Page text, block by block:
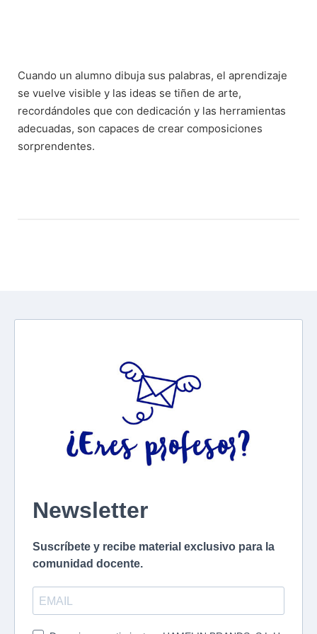
Cuando un alumno dibuja sus palabras, el aprendizaje
se vuelve visible y las ideas se tiñen de arte,
recordándoles que con dedicación y las herramientas
adecuadas, son capaces de crear composiciones
sorprendentes.